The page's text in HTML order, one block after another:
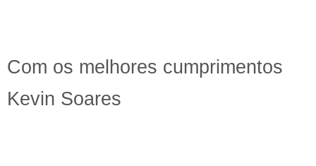
Com os melhores cumprimentos
Kevin Soares